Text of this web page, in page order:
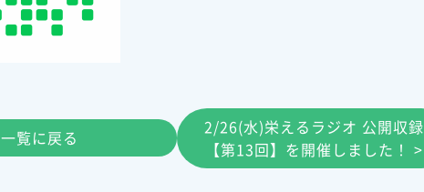
一覧に戻る
2/26(水)栄えるラジオ 公開収録
【第13回】を開催しました！ >